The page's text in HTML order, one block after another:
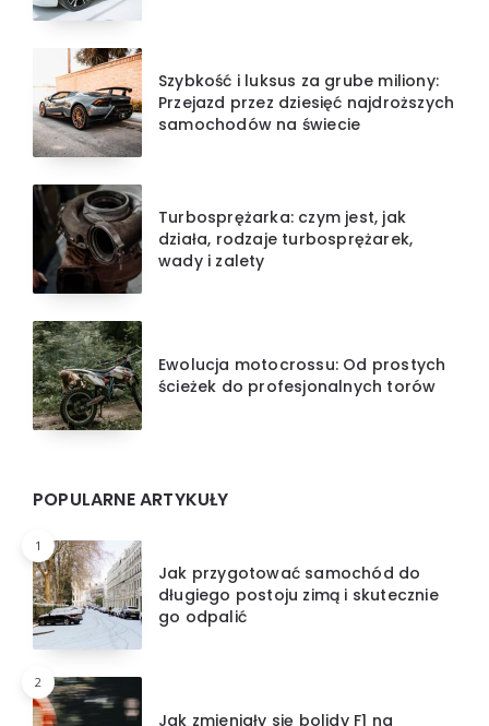
Szybkość i luksus za grube miliony:
Przejazd przez dziesięć najdroższych
samochodów na świecie
Turbosprężarka: czym jest, jak
działa, rodzaje turbosprężarek,
wady i zalety
Ewolucja motocrossu: Od prostych
ścieżek do profesjonalnych torów
POPULARNE ARTYKUŁY
1
Jak przygotować samochód do
długiego postoju zimą i skutecznie
go odpalić
2
Jak zmieniały się bolidy F1 na